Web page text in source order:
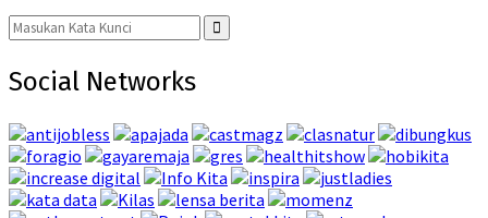
Search
for:
Search
Social Networks